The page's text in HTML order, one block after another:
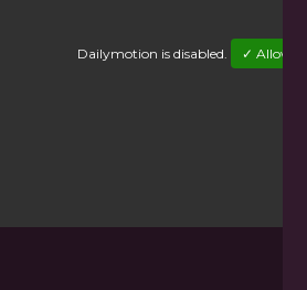
Dailymotion is disabled. ✓ Allow